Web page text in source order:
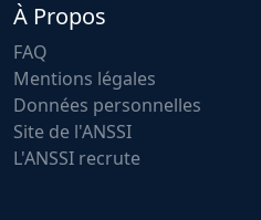
À Propos
FAQ
Mentions légales
Données personnelles
Site de l'ANSSI
L'ANSSI recrute